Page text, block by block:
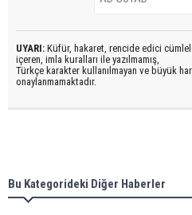
UYARI: Küfür, hakaret, rencide edici
içeren, imla kuralları ile yazılmamış,
Türkçe karakter kullanılmayan ve büyük
onaylanmamaktadır.
Bu Kategorideki Diğer Haberler